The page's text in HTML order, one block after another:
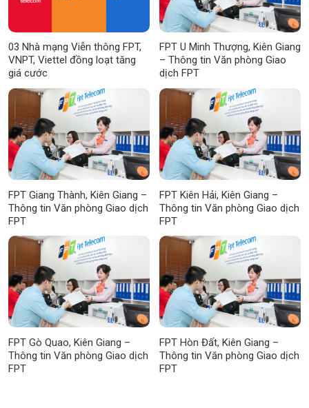
03 Nhà mạng Viễn thông FPT,
VNPT, Viettel đồng loạt tăng
giá cước
FPT U Minh Thượng, Kiên Giang
– Thông tin Văn phòng Giao
dịch FPT
FPT Giang Thành, Kiên Giang –
Thông tin Văn phòng Giao dịch
FPT
FPT Kiên Hải, Kiên Giang –
Thông tin Văn phòng Giao dịch
FPT
FPT Gò Quao, Kiên Giang –
Thông tin Văn phòng Giao dịch
FPT
FPT Hòn Đất, Kiên Giang –
Thông tin Văn phòng Giao dịch
FPT